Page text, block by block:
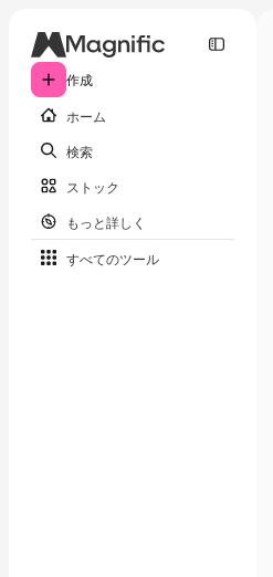
作成
ホーム
検索
ストック
もっと詳しく
すべてのツール